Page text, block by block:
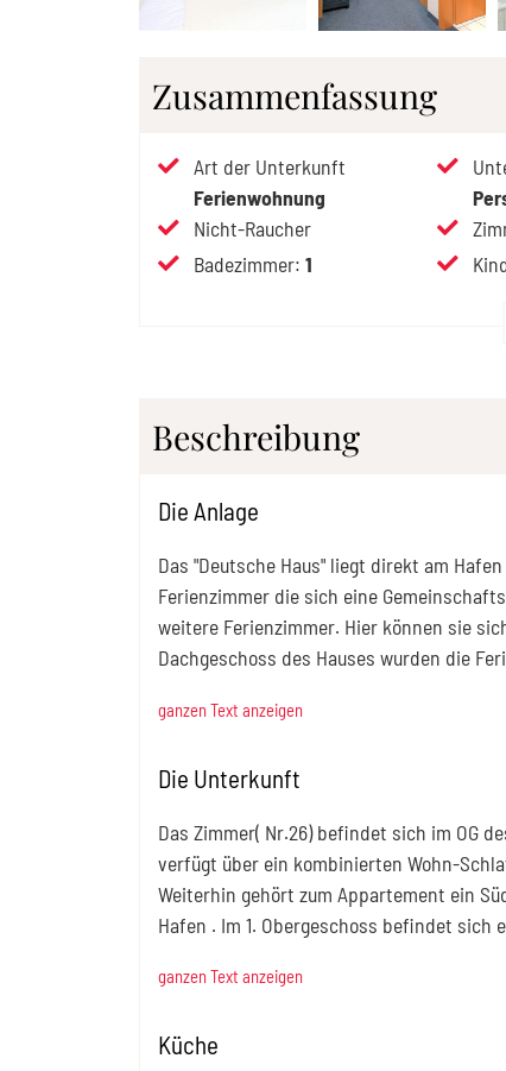
Zusammenfassung
Art der Unterkunft
Ferienwohnung
Nicht-Raucher
Badezimmer: 1
Beschreibung
Die Anlage
Das "Deutsche Haus" liegt direkt am
Ferienzimmer die sich eine
weitere Ferienzimmer. Hier können sie
Dachgeschoss des Hauses wurden die
ganzen Text anzeigen
Die Unterkunft
Das Zimmer( Nr.26) befindet sich im OG
verfügt über ein kombinierten Wohn-
Weiterhin gehört zum Appartement ein
Hafen . Im 1. Obergeschoss befindet sich
ganzen Text anzeigen
Küche